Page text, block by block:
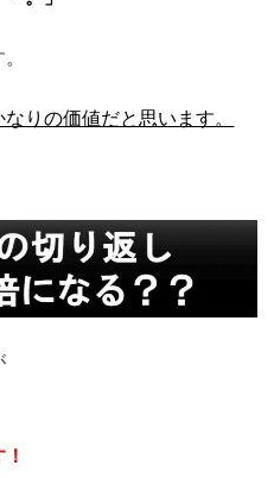
りの価値だと思います。